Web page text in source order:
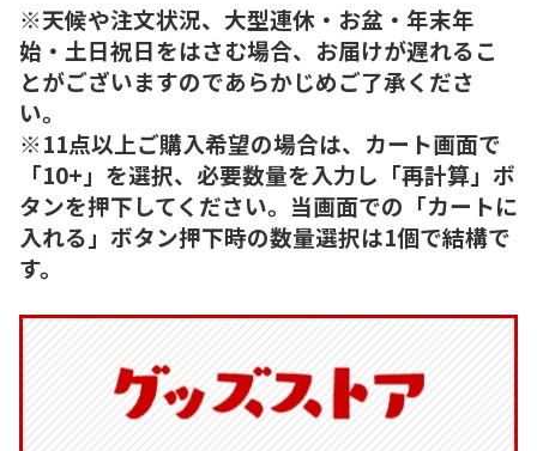
※天候や注文状況、大型連休・お盆・年末年
始・土日祝日をはさむ場合、お届けが遅れるこ
とがございますのであらかじめご了承くださ
い。
※11点以上ご購入希望の場合は、カート画面で
「10+」を選択、必要数量を入力し「再計算」ボ
タンを押下してください。当画面での「カートに
入れる」ボタン押下時の数量選択は1個で結構で
す。